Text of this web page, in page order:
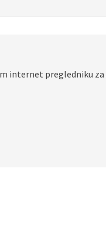
internet pregledniku za